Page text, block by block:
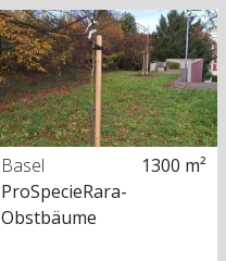
Basel
1300 m²
ProSpecieRara-
Obstbäume